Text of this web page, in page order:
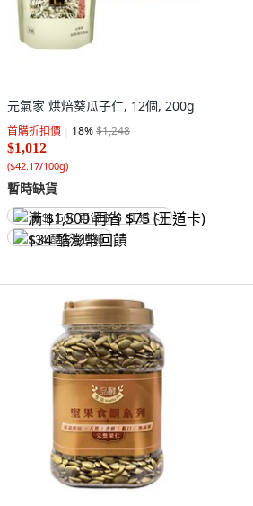
元氣家 烘焙葵瓜子仁, 12個, 200g
首購折扣價 18%$1,248
$1,012
($42.17/100g)
暫時缺貨
满 $1,500 再省 $75 (王道卡)
$34 酷澎幣回饋